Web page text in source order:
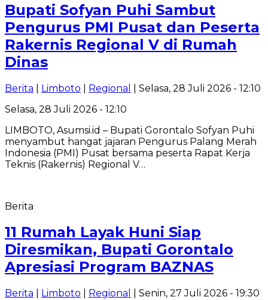
Bupati Sofyan Puhi Sambut
Pengurus PMI Pusat dan Peserta
Rakernis Regional V di Rumah
Dinas
Berita Limboto Regional
| Selasa, 28 Juli 2026 - 12:10
Selasa, 28 Juli 2026 - 12:10
LIMBOTO, Asumsi.id – Bupati Gorontalo Sofyan Puhi
menyambut hangat jajaran Pengurus Palang Merah
Indonesia (PMI) Pusat bersama peserta Rapat Kerja
Teknis (Rakernis) Regional V…
Berita
‎11 Rumah Layak Huni Siap
Diresmikan, Bupati Gorontalo
Apresiasi Program BAZNAS
Berita Limboto Regional
| Senin, 27 Juli 2026 - 19:30